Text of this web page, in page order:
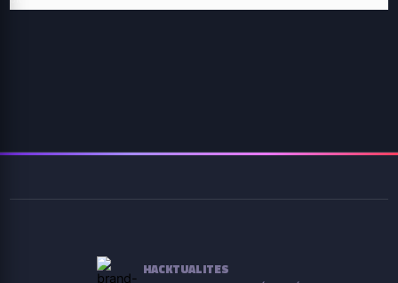
HACKTUALITES